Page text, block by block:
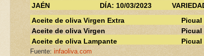
JAÉN
DÍA: 10/03/2023
Aceite de oliva Virgen Extra
Picual
Aceite de oliva Virgen
Picual
Aceite de oliva Lampante
Picual
Fuente: infaoliva.com